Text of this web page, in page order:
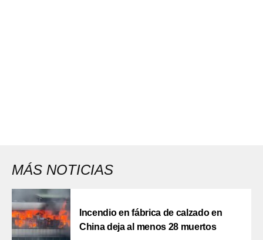
MÁS NOTICIAS
Incendio en fábrica de calzado en
China deja al menos 28 muertos